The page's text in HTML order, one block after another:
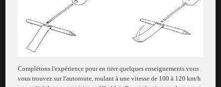
Complétons l'expérience pour en tirer quelques enseignements vous
vous trouvez sur l'autoroute, roulant à une vitesse de 100 à 120 km/h